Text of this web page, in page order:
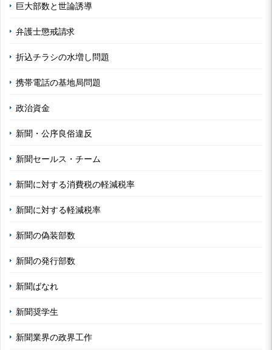
巨大部数と世論誘導
弁護士懲戒請求
折込チラシの水増し問題
携帯電話の基地局問題
政治資金
新聞・公序良俗違反
新聞セールス・チーム
新聞に対する消費税の軽減税率
新聞に対する軽減税率
新聞の偽装部数
新聞の発行部数
新聞ばなれ
新聞奨学生
新聞業界の政界工作